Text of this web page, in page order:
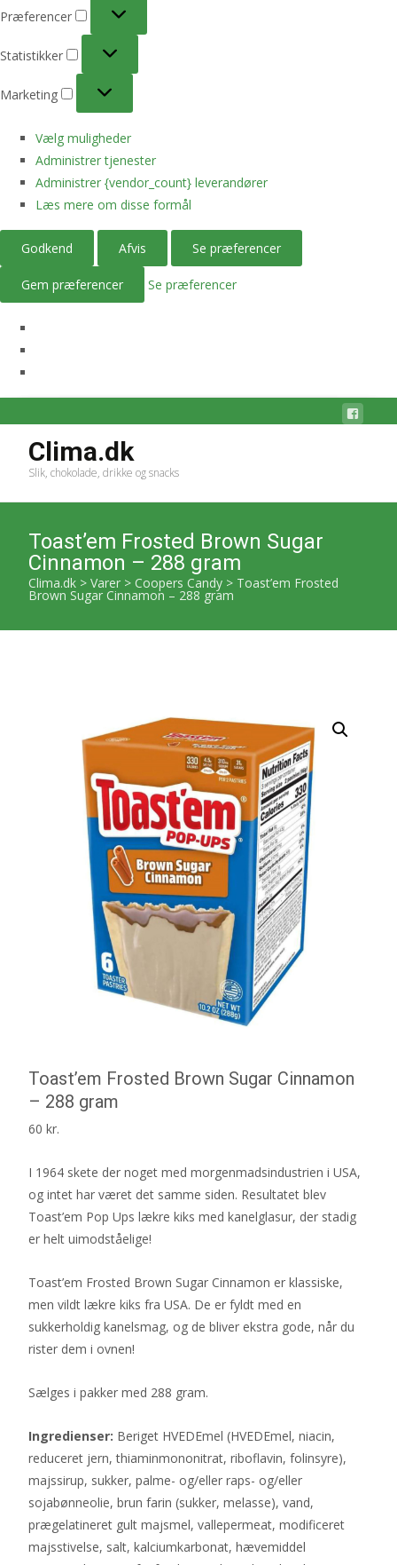
Præferencer
Statistikker
Marketing
Vælg muligheder
Administrer tjenester
Administrer {vendor_count} leverandører
Læs mere om disse formål
Godkend Afvis Se præferencer
Gem præferencer Se præferencer
Clima.dk
Slik, chokolade, drikke og snacks
Toast’em Frosted Brown Sugar
Cinnamon – 288 gram
Clima.dk > Varer > Coopers Candy > Toast’em Frosted
Brown Sugar Cinnamon – 288 gram
Toast’em Frosted Brown Sugar Cinnamon
– 288 gram
60 kr.
I 1964 skete der noget med morgenmadsindustrien i USA,
og intet har været det samme siden. Resultatet blev
Toast’em Pop Ups lækre kiks med kanelglasur, der stadig
er helt uimodståelige!
Toast’em Frosted Brown Sugar Cinnamon er klassiske,
men vildt lækre kiks fra USA. De er fyldt med en
sukkerholdig kanelsmag, og de bliver ekstra gode, når du
rister dem i ovnen!
Sælges i pakker med 288 gram.
Ingredienser: Beriget HVEDEmel (HVEDEmel, niacin,
reduceret jern, thiaminmononitrat, riboflavin, folinsyre),
majssirup, sukker, palme- og/eller raps- og/eller
sojabønneolie, brun farin (sukker, melasse), vand,
prægelatineret gult majsmel, vallepermeat, modificeret
majsstivelse, salt, kalciumkarbonat, hævemiddel